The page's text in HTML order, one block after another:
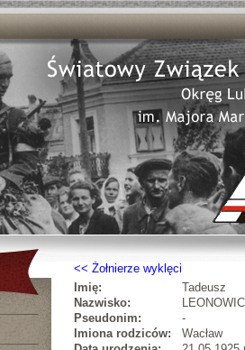
Żołnierze wyklęci
Imię:
Tadeusz
Nazwisko:
Pseudonim:
-
Imiona rodziców:
Wacław